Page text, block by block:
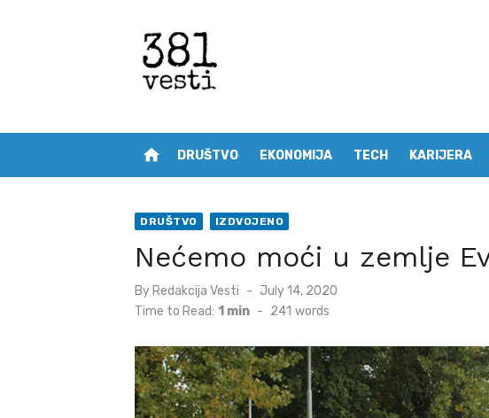
home DRUŠTVO EKONOMIJA TECH KARIJERA
DRUŠTVO IZDVOJENO
Nećemo moći u zemlje
By Redakcija Vesti
Posted
on
July 14, 2020
Time to Read: 1 min - 241 words